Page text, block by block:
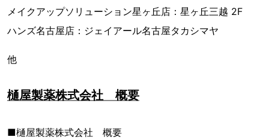
メイクアップソリューション星ヶ丘店：星ヶ丘三越 2F
ハンズ名古屋店：ジェイアール名古屋タカシマヤ
他
樋屋製薬株式会社 概要
■樋屋製薬株式会社 概要